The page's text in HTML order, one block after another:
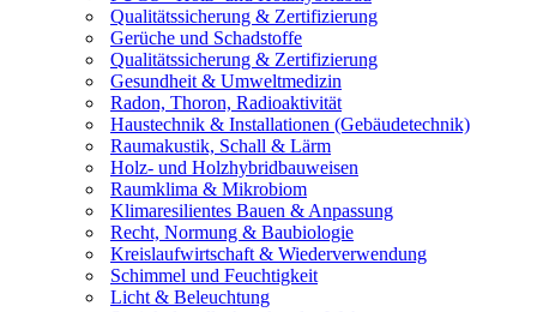
Qualitätssicherung & Zertifizierung
Gerüche und Schadstoffe
Qualitätssicherung & Zertifizierung
Gesundheit & Umweltmedizin
Radon, Thoron, Radioaktivität
Haustechnik & Installationen (Gebäudetechnik)
Raumakustik, Schall & Lärm
Holz- und Holzhybridbauweisen
Raumklima & Mikrobiom
Klimaresilientes Bauen & Anpassung
Recht, Normung & Baubiologie
Kreislaufwirtschaft & Wiederverwendung
Schimmel und Feuchtigkeit
Licht & Beleuchtung